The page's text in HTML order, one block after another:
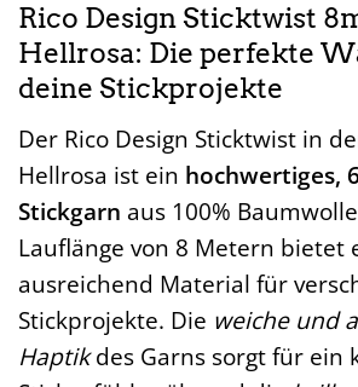
Rico Design Sticktwist
Hellrosa: Die perfekte
deine Stickprojekte
Der Rico Design Sticktwist in
Hellrosa ist ein hochwertiges,
Stickgarn aus 100%
Lauflänge von 8 Metern bietet
ausreichend Material für
Stickprojekte. Die weiche und
Haptikdes Garns sorgt für ein